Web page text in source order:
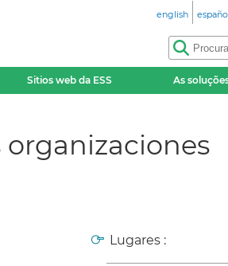
english
Sitios web da ESS As
Lugares :